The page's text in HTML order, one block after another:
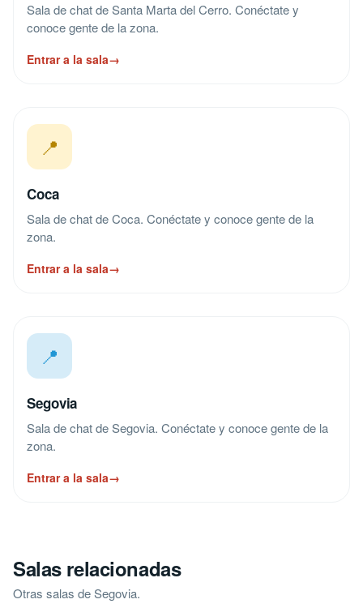
Sala de chat de Santa Marta del Cerro. Conéctate y
conoce gente de la zona.
Entrar a la sala→
📍
Coca
Sala de chat de Coca. Conéctate y conoce gente de la
zona.
Entrar a la sala→
📍
Segovia
Sala de chat de Segovia. Conéctate y conoce gente de la
zona.
Entrar a la sala→
Salas relacionadas
Otras salas de Segovia.